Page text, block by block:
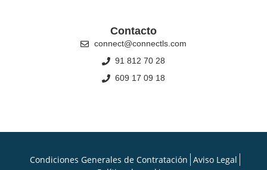
Contacto
connect@connectls.com
91 812 70 28
609 17 09 18
Condiciones Generales de Contratación Aviso Legal